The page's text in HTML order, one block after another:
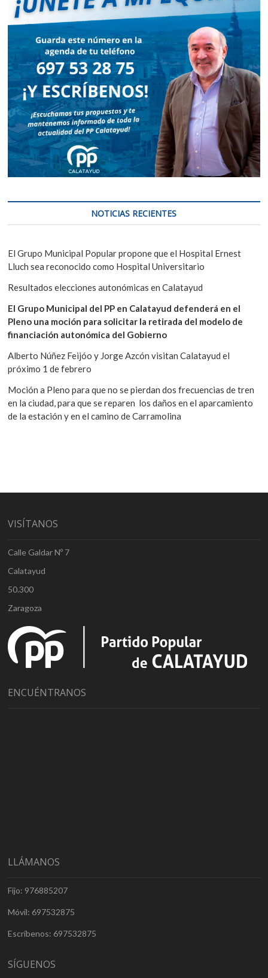
NOTICIAS RECIENTES
El Grupo Municipal Popular propone que el Hospital Ernest
Lluch sea reconocido como Hospital Universitario
Resultados elecciones autonómicas en Calatayud
El Grupo Municipal del PP en Calatayud defenderá en el
Pleno una moción para solicitar la retirada del modelo de
financiación autonómica del Gobierno
Alberto Núñez Feijóo y Jorge Azcón visitan Calatayud el
próximo 1 de febrero
Moción a Pleno para que no se pierdan dos frecuencias de tren
en la ciudad, para que se reparen los daños en el aparcamiento
de la estación y en el camino de Carramolina
VISÍTANOS
Calle Galdar Nº 7
Calatayud
50.300
Zaragoza
ENCUÉNTRANOS
LLÁMANOS
Fijo: 976885207
Móvil: 697532875
Escríbenos: 697532875
SÍGUENOS